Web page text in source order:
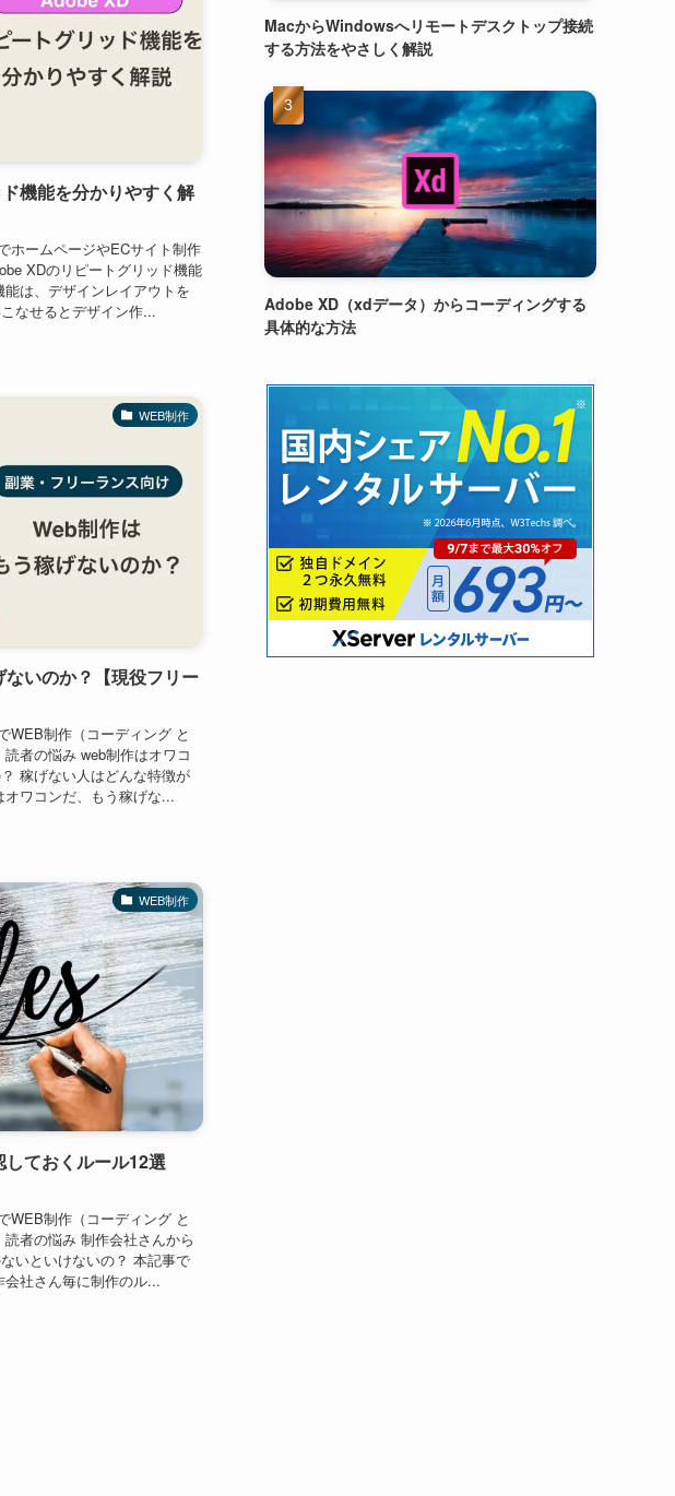
機能を分かりやすく解
ホームページやECサイト制作
XDのリピートグリッド機能
は、デザインレイアウトを
なせるとデザイン作...
WEB制作
いのか？【現役フリー
WEB制作（コーディング と
者の悩み web制作はオワコ
稼げない人はどんな特徴が
ワコンだ、もう稼げな...
WEB制作
ておくルール12選
WEB制作（コーディング と
者の悩み 制作会社さんから
いといけないの？ 本記事で
社さん毎に制作のル...
MacからWindowsへリモートデスクトップ接続
する方法をやさしく解説
Adobe XD（xdデータ）からコーディングする
具体的な方法